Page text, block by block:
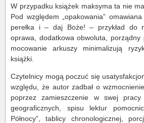
W przypadku książek maksyma ta nie
Pod względem „opakowania”
perełka i – daj Boże! – przykład do
oprawa, dodatkowa obwoluta,
mocowanie arkuszy minimalizują
książki.
Czytelnicy mogą poczuć się
względu, że autor zadbał o
poprzez zamieszczenie w swej
geograficznych, spisu lektur
Północy”, tablicy chronologicznej,